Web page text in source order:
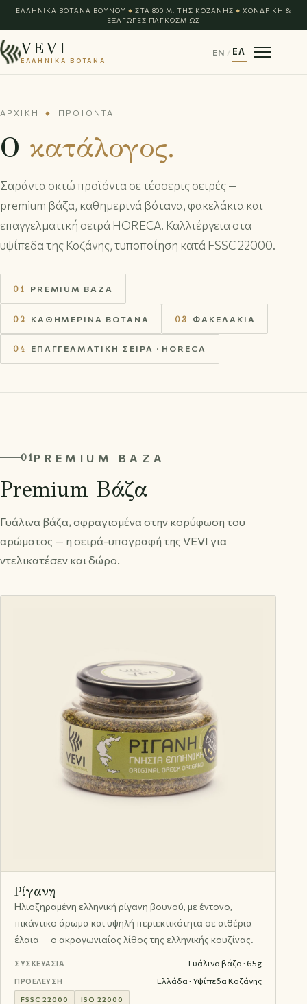
ΕΛΛΗΝΙΚΆ ΒΌΤΑΝΑ ΒΟΥΝΟΎ ◆ ΣΤΑ 800 Μ. ΤΗΣ ΚΟΖΆΝΗΣ ◆ ΧΟΝΔΡΙΚΉ &
ΕΞΑΓΩΓΈΣ ΠΑΓΚΟΣΜΊΩΣ
VEVI
ΕΛΛΗΝΙΚΑ ΒΟΤΑΝΑ
EN / ΕΛ
ΑΡΧΙΚΉ ◆ ΠΡΟΪΌΝΤΑ
Ο κατάλογος.
Σαράντα οκτώ προϊόντα σε τέσσερις σειρές —
premium βάζα, καθημερινά βότανα, φακελάκια και
επαγγελματική σειρά HORECA. Καλλιέργεια στα
υψίπεδα της Κοζάνης, τυποποίηση κατά FSSC 22000.
01 PREMIUM ΒΆΖΑ
02 ΚΑΘΗΜΕΡΙΝΆ ΒΌΤΑΝΑ 03 ΦΑΚΕΛΆΚΙΑ
04 ΕΠΑΓΓΕΛΜΑΤΙΚΉ ΣΕΙΡΆ · HORECA
01PREMIUM ΒΆΖΑ
Premium Βάζα
Γυάλινα βάζα, σφραγισμένα στην κορύφωση του
αρώματος — η σειρά-υπογραφή της VEVI για
ντελικατέσεν και δώρο.
Ρίγανη
Ηλιοξηραμένη ελληνική ρίγανη βουνού, με έντονο,
πικάντικο άρωμα και υψηλή περιεκτικότητα σε αιθέρια
έλαια — ο ακρογωνιαίος λίθος της ελληνικής κουζίνας.
ΣΥΣΚΕΥΑΣΊΑ Γυάλινο βάζο · 65g
ΠΡΟΈΛΕΥΣΗ Ελλάδα · Υψίπεδα Κοζάνης
FSSC 22000 ISO 22000